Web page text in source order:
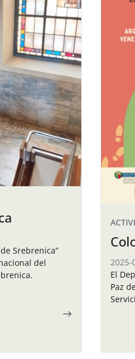
Srebrenica”
del
2025-
El
Paz